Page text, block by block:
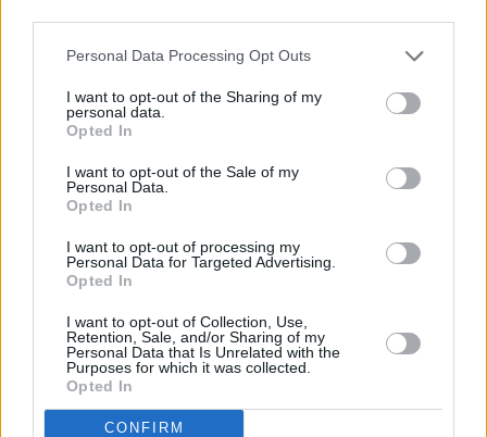
Personal Data Processing Opt Outs
I want to opt-out of the Sharing of my
personal data.
Opted In
I want to opt-out of the Sale of my
Personal Data.
Opted In
I want to opt-out of processing my
Personal Data for Targeted Advertising.
Opted In
I want to opt-out of Collection, Use,
Retention, Sale, and/or Sharing of my
Personal Data that Is Unrelated with the
Purposes for which it was collected.
Opted In
CONFIRM
11:37, 10 Μαΐου 2026
Εγγραφείτε στο Newsletter μας
Οι σημαντικότερες ειδήσεις της ημέρας στο email
EDITORS'
PICKS